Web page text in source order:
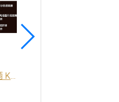
肯亞冷萃咖啡酒 Kenya Coffee Brew